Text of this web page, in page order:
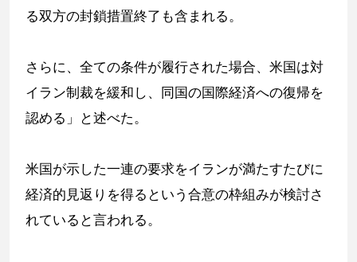
る双方の封鎖措置終了も含まれる。
さらに、全ての条件が履行された場合、米国は対
イラン制裁を緩和し、同国の国際経済への復帰を
認める」と述べた。
米国が示した一連の要求をイランが満たすたびに
経済的見返りを得るという合意の枠組みが検討さ
れていると言われる。